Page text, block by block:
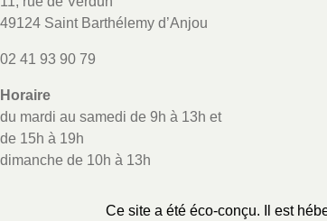
49124 Saint Barthélemy d’Anjou
02 41 93 90 79
Horaire
du mardi au samedi de 9h à 13h et
de 15h à 19h
dimanche de 10h à 13h
Ce site a été éco-conçu. Il est